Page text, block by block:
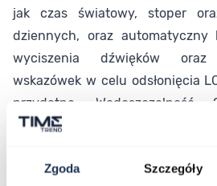
Zgoda Szczegóły
jak czas światowy, stoper
dziennych, oraz automatyczny
wyciszenia dźwięków
wskazówek w celu odsłonięcia
przydatne.
swobodny kontakt wodą.
Parametry